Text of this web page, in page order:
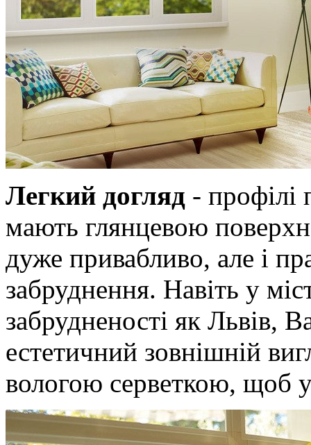
Легкий догляд - профілі
мають глянцевою
дуже привабливо, але і
забруднення. Навіть у
забрудненості як Львів,
естетичний зовнішній
вологою серветкою, щоб